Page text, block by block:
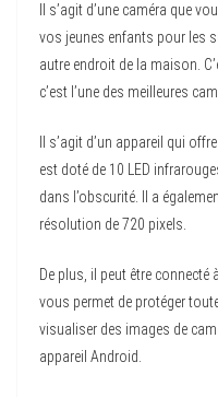
Il s’agit d’une caméra que
vos jeunes enfants pour les
autre endroit de la maison.
c’est l’une des meilleures
Il s’agit d’un appareil qui
est doté de 10 LED
dans l’obscurité. Il a
résolution de 720 pixels.
De plus, il peut être connecté
vous permet de protéger
visualiser des images de
appareil Android.